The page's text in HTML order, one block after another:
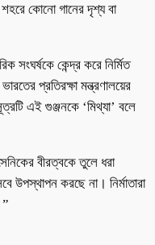
শহরে কোনো গানের দৃশ্য বা
সংঘর্ষকে কেন্দ্র করে নির্মিত
প্রতিরক্ষা মন্ত্রণালয়ের
এই গুঞ্জনকে ‘মিথ্যা’ বলে
বীরত্বকে তুলে ধরা
করছে না। নির্মাতারা